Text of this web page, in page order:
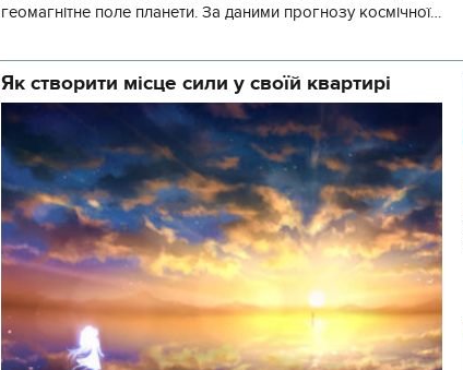
геомагнітне поле планети. За даними прогнозу космічної
Як створити місце сили у своїй квартирі